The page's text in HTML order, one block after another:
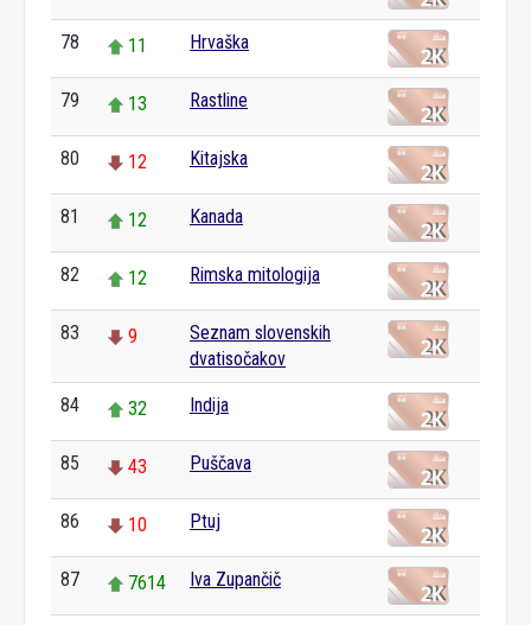
78 11 Hrvaška
79 13 Rastline
80 12 Kitajska
81 12 Kanada
82 12 Rimska mitologija
83 9
Seznam slovenskih
dvatisočakov
84 32 Indija
85 43 Puščava
86 10 Ptuj
87 7614 Iva Zupančič